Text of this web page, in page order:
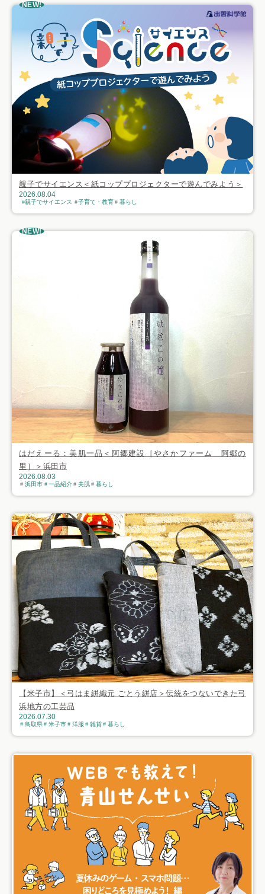
NEW!
親子でサイエンス＜紙コッププロジェクターで遊んでみよう＞
2026.08.04
親子でサイエンス 子育て・教育 暮らし
NEW!
はだえーる：美肌一品＜阿郷建設［やさかファーム 阿郷の
里］＞浜田市
2026.08.03
浜田市 一品紹介 美肌 暮らし
【米子市】＜弓はま絣織元 ごとう絣店＞伝統をつないできた弓
浜地方の工芸品
2026.07.30
鳥取県 米子市 洋服 雑貨 暮らし